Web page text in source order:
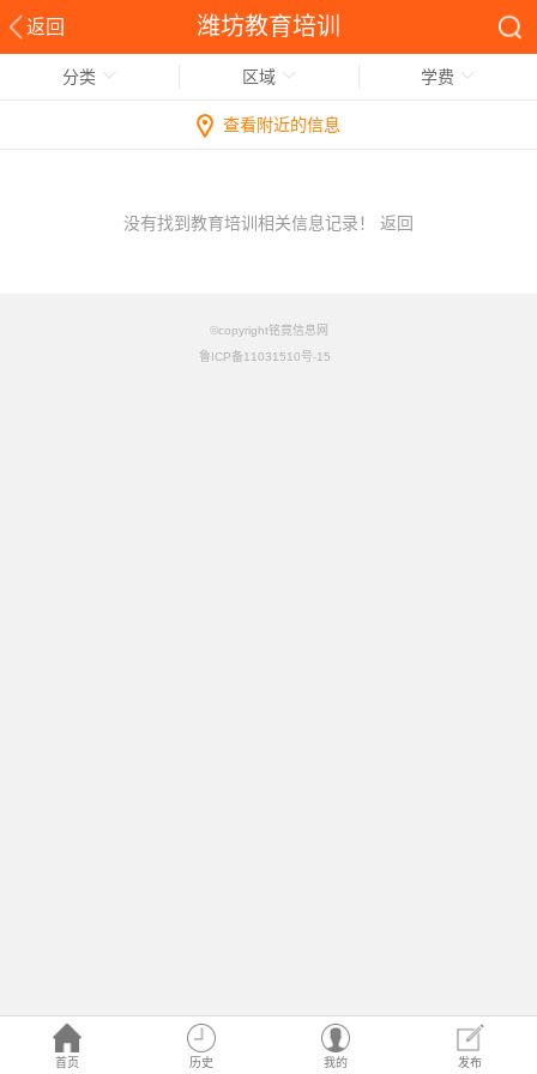
返回 潍坊教育培训
首页 历史 我的 发布
分类 区域 学费
查看附近的信息
没有找到教育培训相关信息记录！ 返回
©copyright铭竟信息网
鲁ICP备11031510号-15